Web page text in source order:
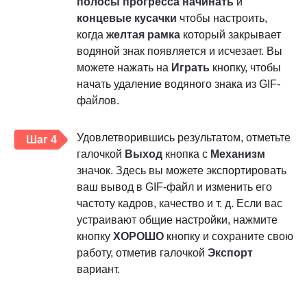
концевые кусачки чтобы настроить,
когда желтая рамка который закрывает
водяной знак появляется и исчезает. Вы
можете нажать на Играть кнопку, чтобы
начать удаление водяного знака из GIF-
файлов.
Шаг 4
Удовлетворившись результатом, отметьте
галочкой Выход кнопка с Механизм
значок. Здесь вы можете экспортировать
ваш вывод в GIF-файл и изменить его
частоту кадров, качество и т. д. Если вас
устраивают общие настройки, нажмите
кнопку ХОРОШО кнопку и сохраните свою
работу, отметив галочкой Экспорт
вариант.